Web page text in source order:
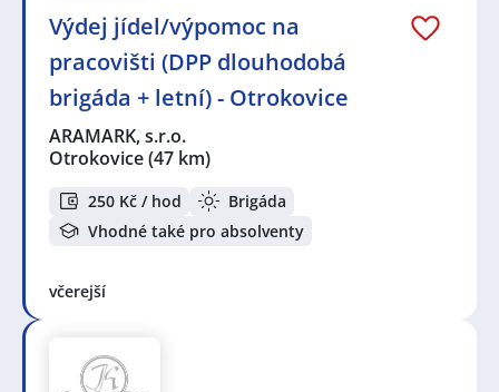
Výdej jídel/výpomoc na
pracovišti (DPP dlouhodobá
brigáda + letní) - Otrokovice
ARAMARK, s.r.o.
Otrokovice(47 km)
250 Kč / hod
Brigáda
Vhodné také pro absolventy
včerejší